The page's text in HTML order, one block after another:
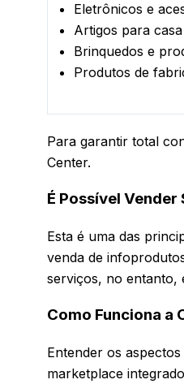
Eletrônicos e
Artigos para
Brinquedos e
Produtos de
Para garantir total
Center.
É Possível
Esta é uma das
venda de
serviços, no entanto,
Como Funciona a
Entender os
marketplace